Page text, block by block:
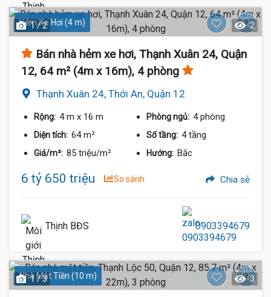
Hẻm Xe Hơi (4 m)
1 / 2 2
Bán nhà hẻm xe hơi, Thạnh Xuân 24, Quận
12, 64 m² (4m x 16m), 4 phòng
Thạnh Xuân 24, Thới An, Quận 12
Rộng: 4 m x 16 m Phòng ngủ: 4 phòng
Diện tích: 64 m² Số tầng: 4 tầng
Giá/m²: 85 triệu/m² Hướng: Bắc
6 tỷ 650 triệu So sánh Chia sẻ
Thịnh BĐS 0903394679
Nhà Mặt Tiền (10 m)
1 / 3 3